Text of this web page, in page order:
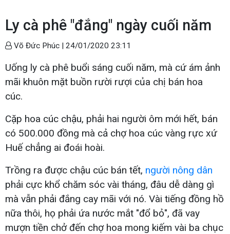
Ly cà phê "đắng" ngày cuối năm
Võ Đức Phúc | 24/01/2020 23:11
Uống ly cà phê buổi sáng cuối năm, mà cứ ám ảnh
mãi khuôn mặt buồn rười rượi của chị bán hoa
cúc.
Cặp hoa cúc chậu, phải hai người ôm mới hết, bán
có 500.000 đồng mà cả chợ hoa cúc vàng rực xứ
Huế chẳng ai đoái hoài.
Trồng ra được chậu cúc bán tết, người nông dân
phải cực khổ chăm sóc vài tháng, đâu dễ dàng gì
mà vẫn phải đắng cay mãi với nó. Vài tiếng đồng hồ
nữa thôi, họ phải ứa nước mắt "đổ bỏ", đã vay
mượn tiền chở đến chợ hoa mong kiếm vài ba chục